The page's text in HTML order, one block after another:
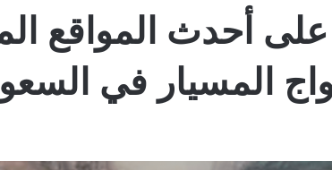
أحدث المواقع
المسيار في